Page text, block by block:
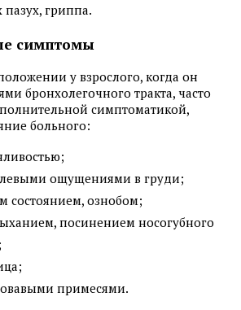
гриппа.
симптомы
у взрослого, когда он
бронхолегочного тракта, часто
симптоматикой,
больного:
ощущениями в груди;
состоянием, ознобом;
посинением носогубного
примесями.